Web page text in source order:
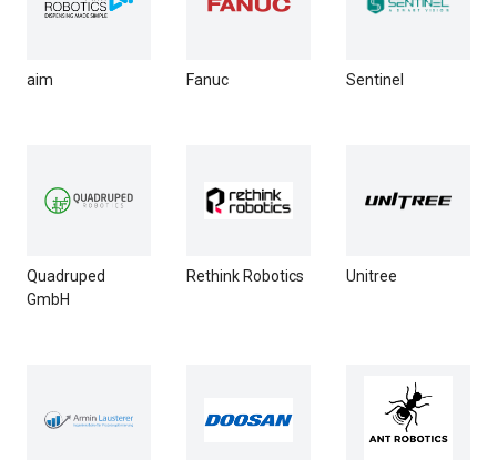
aim Fanuc Sentinel
Quadruped
GmbH
Rethink Robotics Unitree